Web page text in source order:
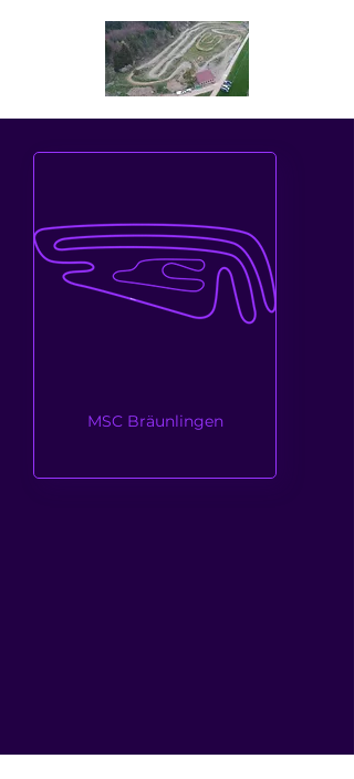
MSC Bräunlingen